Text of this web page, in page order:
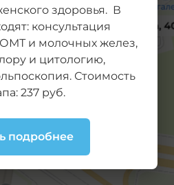
здоровья. В
консультация
ОМТ и молочных желез,
и цитологию,
Стоимость
237 руб.
подробнее